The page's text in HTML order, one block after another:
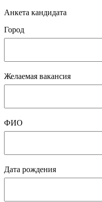
Анкета кандидата
Город
Желаемая вакансия
ФИО
Дата рождения